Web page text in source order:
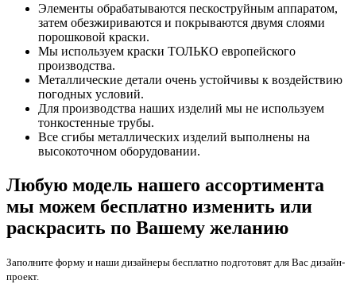
Элементы обрабатываются пескоструйным аппаратом,
затем обезжириваются и покрываются двумя слоями
порошковой краски.
Мы используем краски ТОЛЬКО европейского
производства.
Металлические детали очень устойчивы к воздействию
погодных условий.
Для производства наших изделий мы не используем
тонкостенные трубы.
Все сгибы металлических изделий выполнены на
высокоточном оборудовании.
Любую модель нашего ассортимента
мы можем бесплатно изменить или
раскрасить по Вашему желанию
Заполните форму и наши дизайнеры бесплатно подготовят для Вас дизайн-
проект.